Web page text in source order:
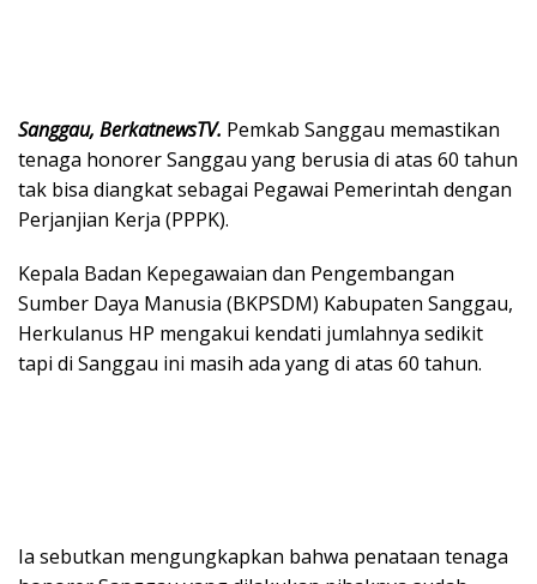
Sanggau, BerkatnewsTV. Pemkab Sanggau memastikan
tenaga honorer Sanggau yang berusia di atas 60 tahun
tak bisa diangkat sebagai Pegawai Pemerintah dengan
Perjanjian Kerja (PPPK).
Kepala Badan Kepegawaian dan Pengembangan
Sumber Daya Manusia (BKPSDM) Kabupaten Sanggau,
Herkulanus HP mengakui kendati jumlahnya sedikit
tapi di Sanggau ini masih ada yang di atas 60 tahun.
Ia sebutkan mengungkapkan bahwa penataan tenaga